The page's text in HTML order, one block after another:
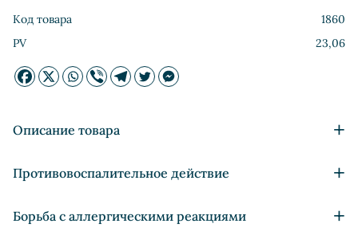
Код товара
1860
PV
23,06
Описание товара +
противовоспалительными свойствами;
Оказывает обезболивающее воздействие;
Противовоспалительное действие +
NSP является буплерум, который оказывает
Борьба с аллергическими реакциями +